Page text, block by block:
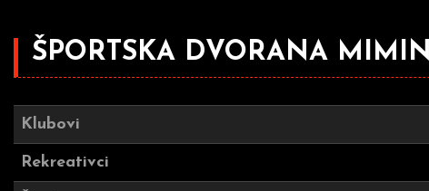
ŠPORTSKA DVORANA
Klubovi
Rekreativci